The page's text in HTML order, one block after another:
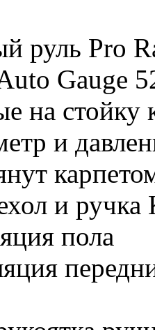
руль Pro
Gauge
на
и
и
пола